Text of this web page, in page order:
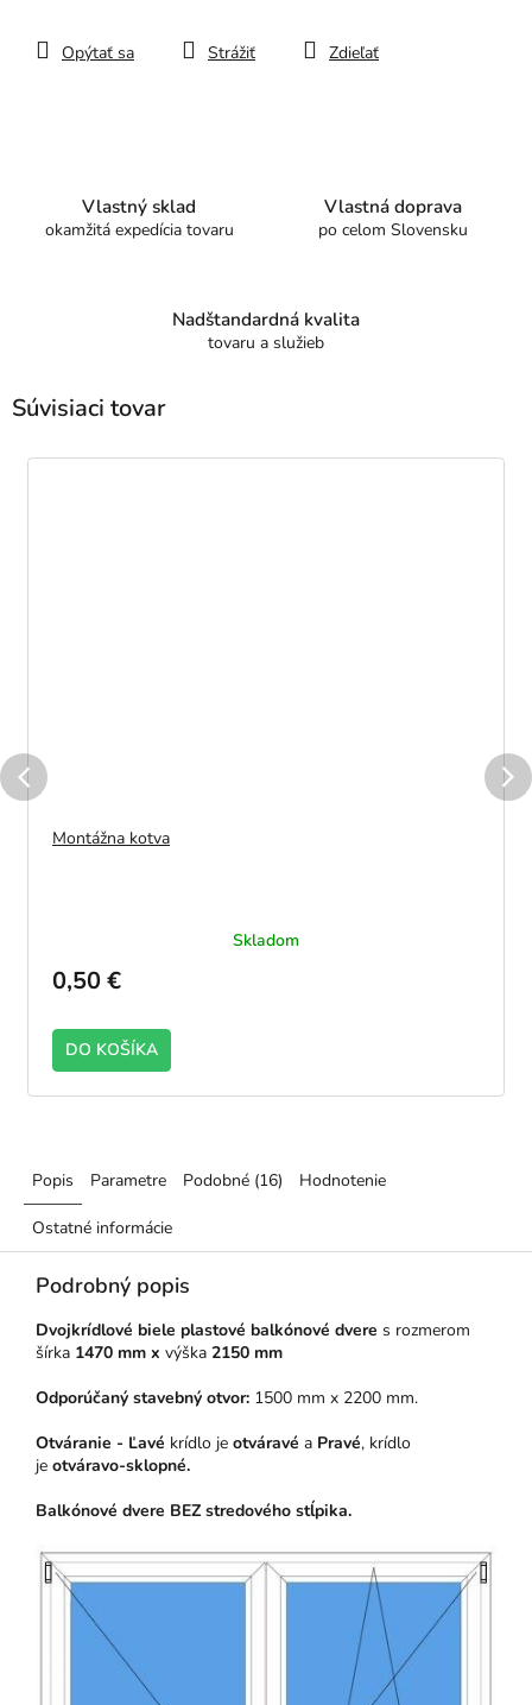
Opýtať sa Strážiť Zdieľať
Vlastný sklad
okamžitá expedícia tovaru
Vlastná doprava
po celom Slovensku
Nadštandardná kvalita
tovaru a služieb
Súvisiaci tovar
Montážna kotva
Skladom
0,50 €
DO KOŠÍKA
Popis Parametre Podobné (16) Hodnotenie
Ostatné informácie
Podrobný popis
Dvojkrídlové biele plastové balkónové dvere s rozmerom
šírka 1470 mm x výška 2150 mm
Odporúčaný stavebný otvor: 1500 mm x 2200 mm.
Otváranie - Ľavé krídlo je otváravé a Pravé, krídlo
je otváravo-sklopné.
Balkónové dvere BEZ stredového stĺpika.